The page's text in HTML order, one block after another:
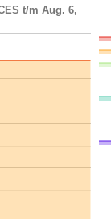
t/m Aug. 6,